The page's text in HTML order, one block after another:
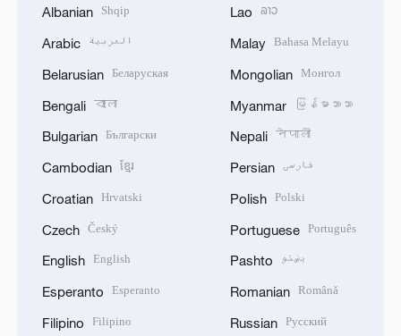
Albanian Shqip
Arabic العربية
Belarusian Беларуская
Bengali বাংলা
Bulgarian Български
Cambodian ខ្មែរ
Croatian Hrvatski
Czech Český
English English
Esperanto Esperanto
Filipino Filipino
Lao ລາວ
Malay Bahasa Melayu
Mongolian Монгол
Myanmar မြန်မာဘာသာ
Nepali नेपाली
Persian فارسی
Polish Polski
Portuguese Português
Pashto پښتو
Romanian Română
Russian Русский